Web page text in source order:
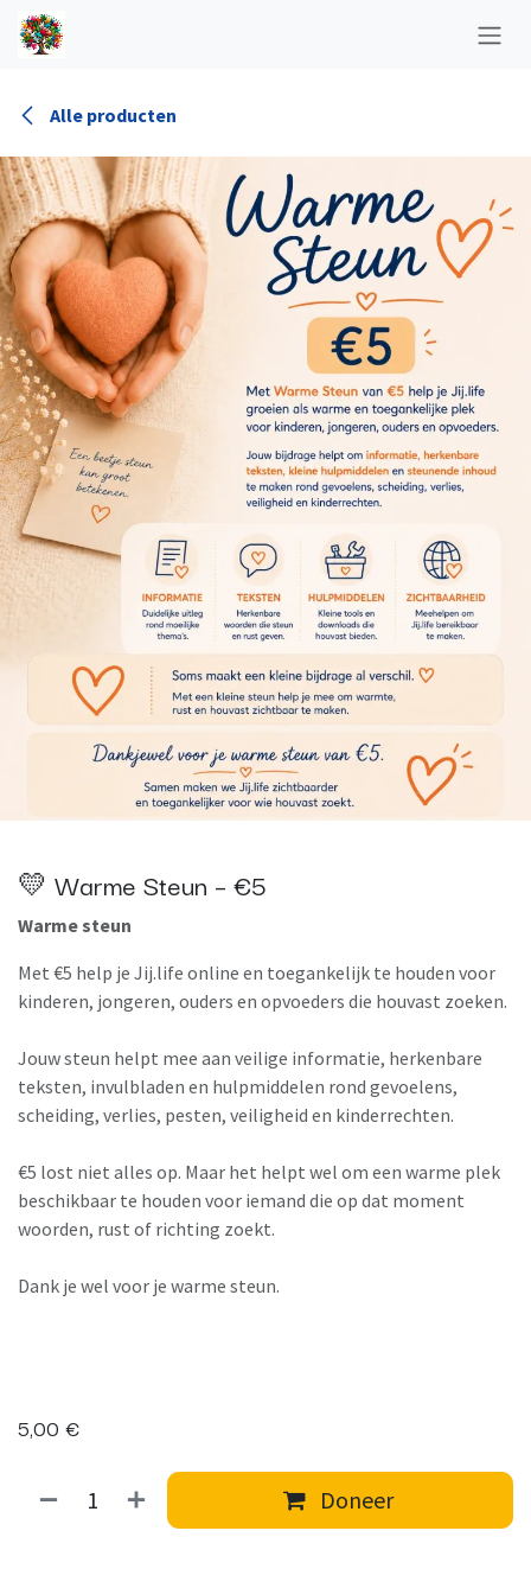
Overslaan naar inhoud
Alle producten
💛 Warme Steun – €5
Warme steun
Met €5 help je Jij.life online en toegankelijk te houden voor
kinderen, jongeren, ouders en opvoeders die houvast zoeken.
Jouw steun helpt mee aan veilige informatie, herkenbare
teksten, invulbladen en hulpmiddelen rond gevoelens,
scheiding, verlies, pesten, veiligheid en kinderrechten.
€5 lost niet alles op. Maar het helpt wel om een warme plek
beschikbaar te houden voor iemand die op dat moment
woorden, rust of richting zoekt.
Dank je wel voor je warme steun.
5,00 €
Doneer